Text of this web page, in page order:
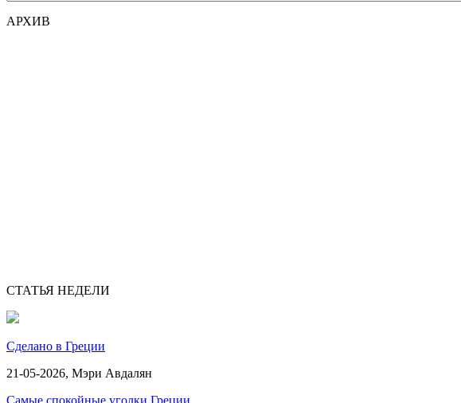
АРХИВ
СТАТЬЯ НЕДЕЛИ
Сделано в Греции
21-05-2026, Мэри Авдалян
Самые спокойные уголки Греции